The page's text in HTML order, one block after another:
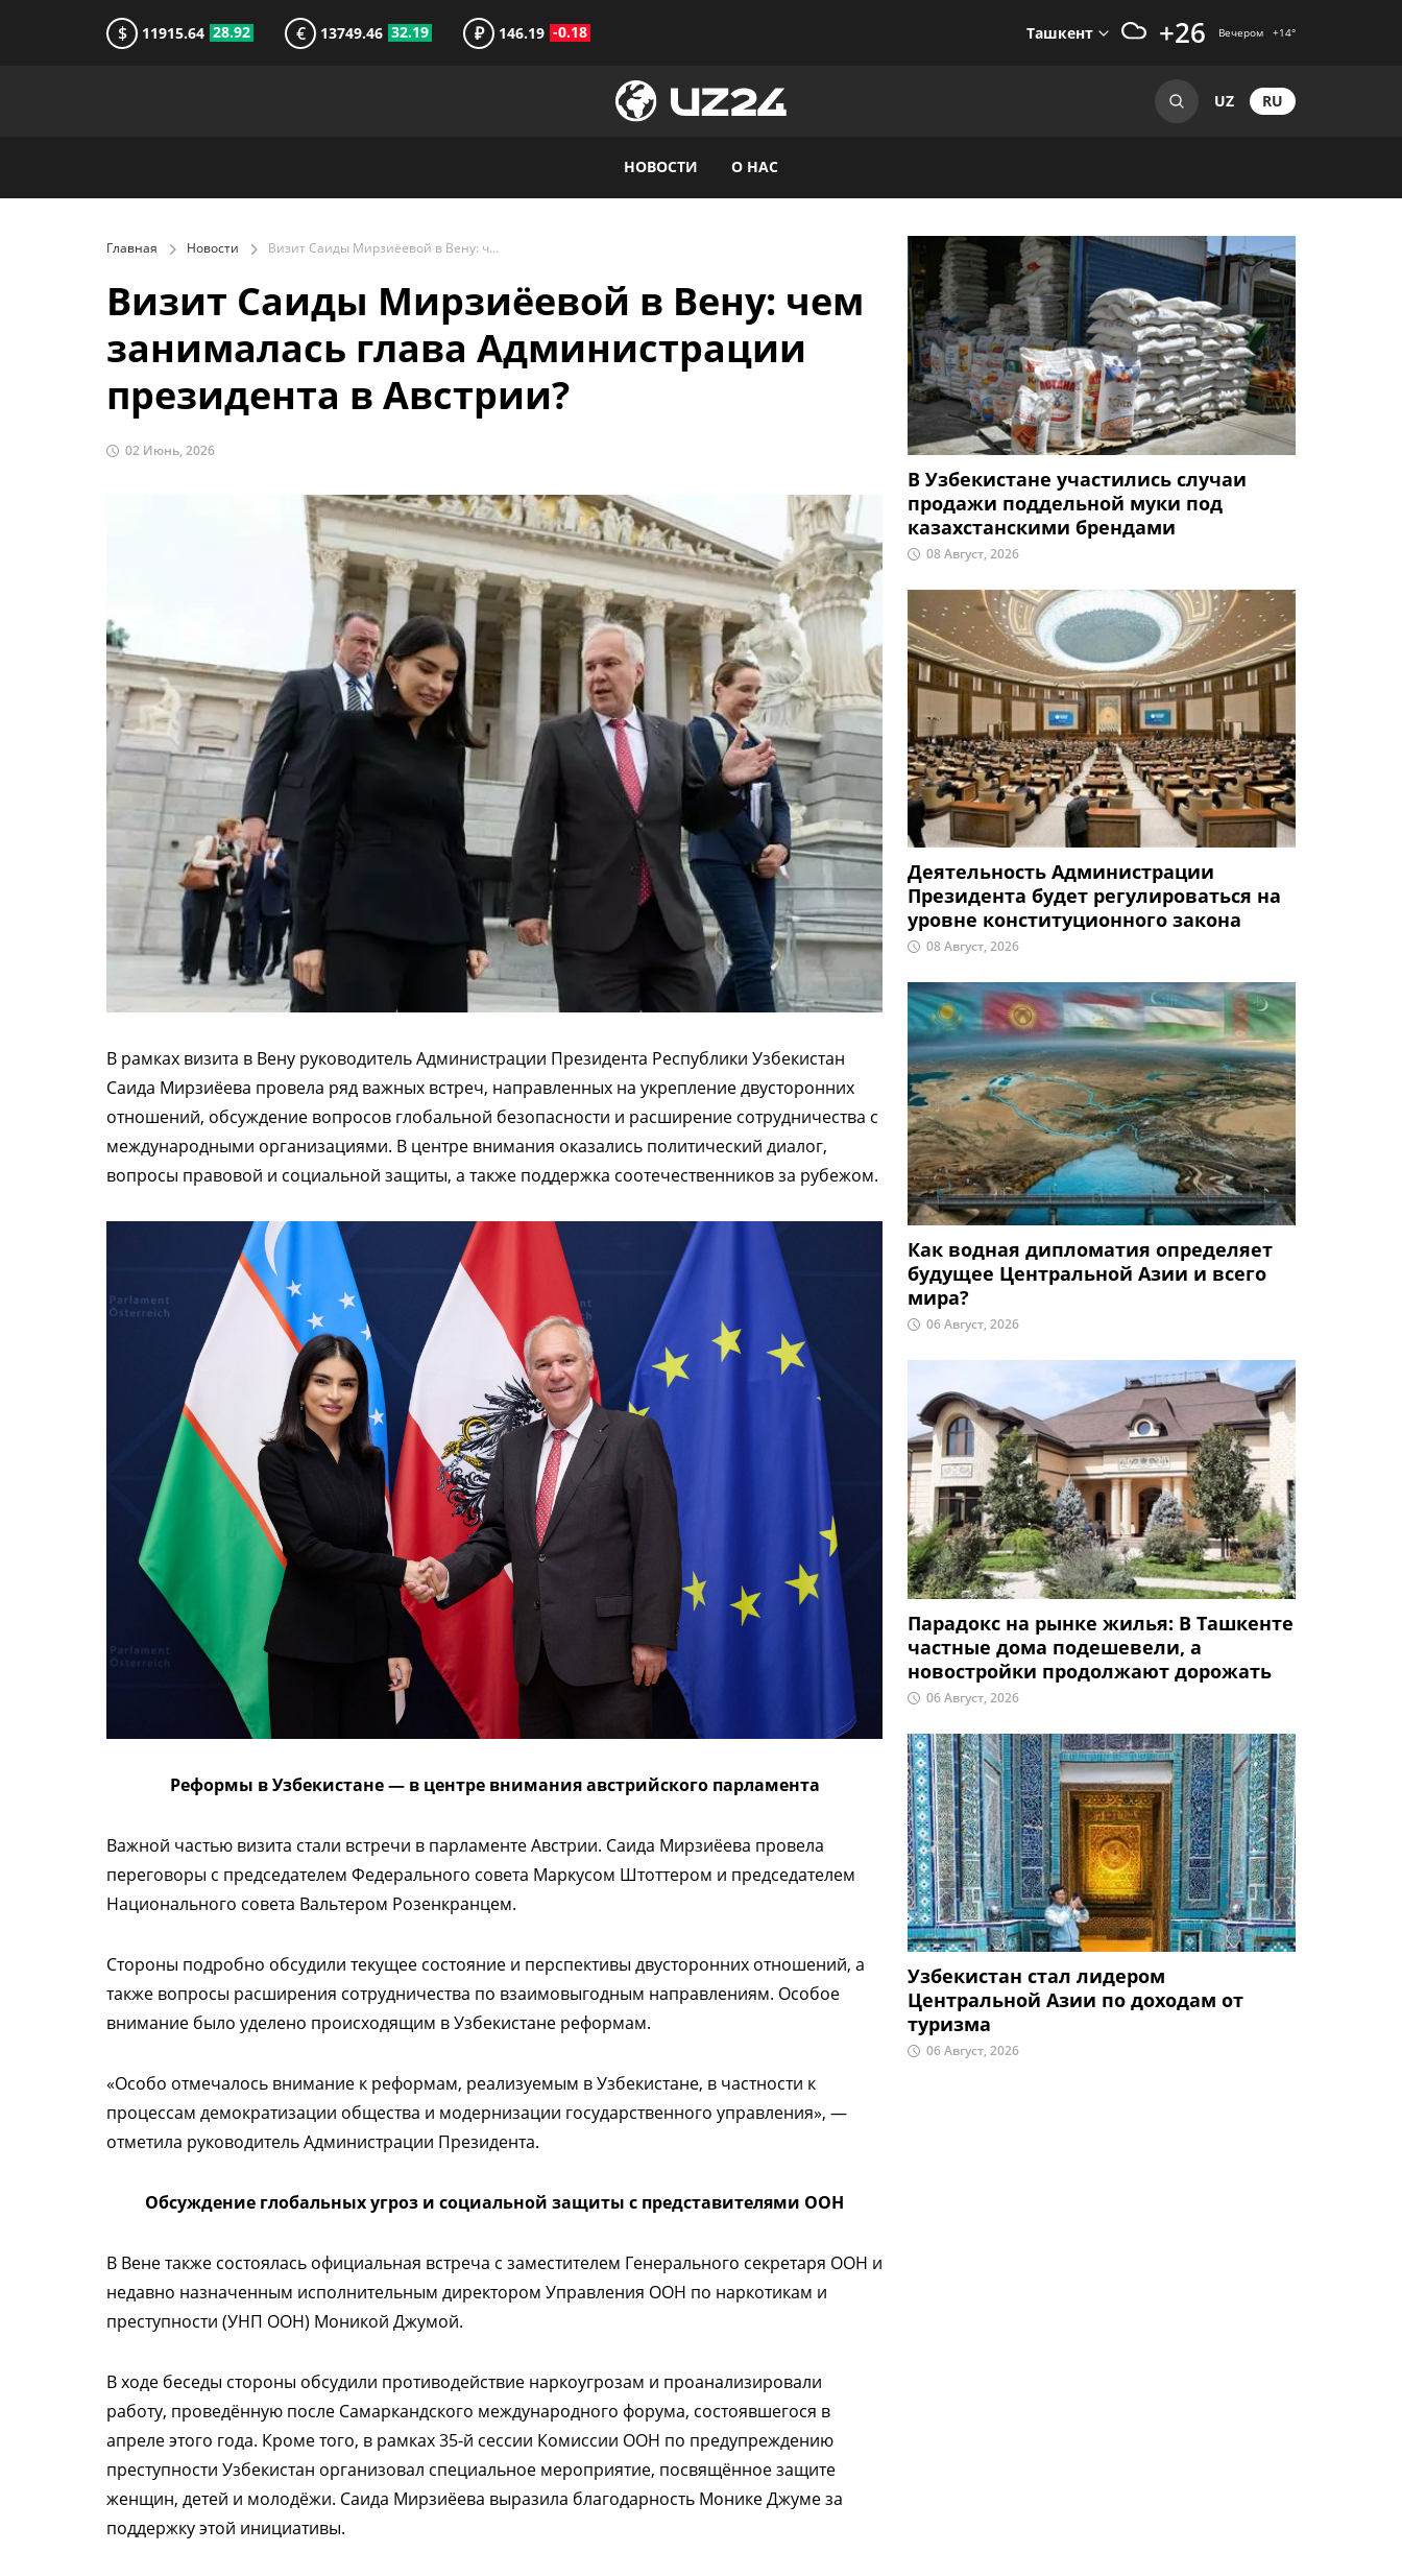
$ 11915.64 28.92 € 13749.46 32.19 ₽ 146.19 -0.18 Ташкент +26 Вечером +14°
UZ RU
НОВОСТИ О НАС
Главная Новости Визит Саиды Мирзиёевой в Вену: чем занималась глава Администрации президента в Австрии?
Визит Саиды Мирзиёевой в Вену: чем
занималась глава Администрации
президента в Австрии?
02 Июнь, 2026
В рамках визита в Вену руководитель Администрации Президента Республики Узбекистан
Саида Мирзиёева провела ряд важных встреч, направленных на укрепление двусторонних
отношений, обсуждение вопросов глобальной безопасности и расширение сотрудничества с
международными организациями. В центре внимания оказались политический диалог,
вопросы правовой и социальной защиты, а также поддержка соотечественников за рубежом.
Реформы в Узбекистане — в центре внимания австрийского парламента
Важной частью визита стали встречи в парламенте Австрии. Саида Мирзиёева провела
переговоры с председателем Федерального совета Маркусом Штоттером и председателем
Национального совета Вальтером Розенкранцем.
Стороны подробно обсудили текущее состояние и перспективы двусторонних отношений, а
также вопросы расширения сотрудничества по взаимовыгодным направлениям. Особое
внимание было уделено происходящим в Узбекистане реформам.
«Особо отмечалось внимание к реформам, реализуемым в Узбекистане, в частности к
процессам демократизации общества и модернизации государственного управления», —
отметила руководитель Администрации Президента.
Обсуждение глобальных угроз и социальной защиты с представителями ООН
В Вене также состоялась официальная встреча с заместителем Генерального секретаря ООН и
недавно назначенным исполнительным директором Управления ООН по наркотикам и
преступности (УНП ООН) Моникой Джумой.
В ходе беседы стороны обсудили противодействие наркоугрозам и проанализировали
работу, проведённую после Самаркандского международного форума, состоявшегося в
апреле этого года. Кроме того, в рамках 35-й сессии Комиссии ООН по предупреждению
преступности Узбекистан организовал специальное мероприятие, посвящённое защите
женщин, детей и молодёжи. Саида Мирзиёева выразила благодарность Монике Джуме за
поддержку этой инициативы.
В Узбекистане участились случаи
продажи поддельной муки под
казахстанскими брендами
08 Август, 2026
Деятельность Администрации
Президента будет регулироваться на
уровне конституционного закона
08 Август, 2026
Как водная дипломатия определяет
будущее Центральной Азии и всего
мира?
06 Август, 2026
Парадокс на рынке жилья: В Ташкенте
частные дома подешевели, а
новостройки продолжают дорожать
06 Август, 2026
Узбекистан стал лидером
Центральной Азии по доходам от
туризма
06 Август, 2026